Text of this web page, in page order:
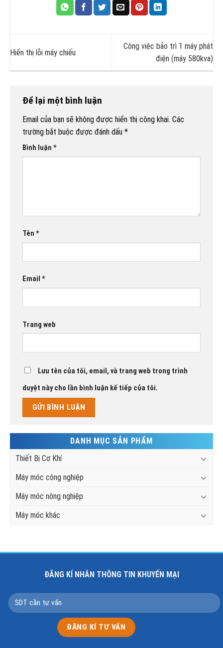
Hiển thị lỗi máy chiếu
Công việc bảo trì 1 máy phát
điện (máy 580kva)
Để lại một bình luận
Email của bạn sẽ không được hiển thị công khai. Các
trường bắt buộc được đánh dấu *
Bình luận *
Tên *
Email *
Trang web
Lưu tên của tôi, email, và trang web trong trình
duyệt này cho lần bình luận kế tiếp của tôi.
DANH MỤC SẢN PHẨM
Thiết Bị Cơ Khí
Máy móc công nghiệp
Máy móc nông nghiệp
Máy móc khác
ĐĂNG KÍ NHÂN THÔNG TIN KHUYẾN MẠI